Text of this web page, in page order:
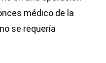
médico de la
se requería